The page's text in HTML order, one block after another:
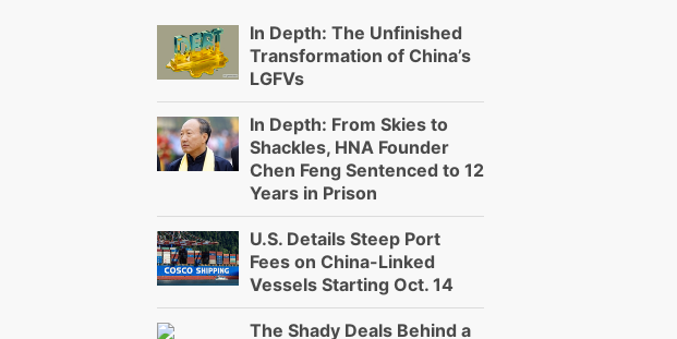
In Depth: The Unfinished
Transformation of China’s
LGFVs
In Depth: From Skies to
Shackles, HNA Founder
Chen Feng Sentenced to 12
Years in Prison
U.S. Details Steep Port
Fees on China-Linked
Vessels Starting Oct. 14
The Shady Deals Behind a